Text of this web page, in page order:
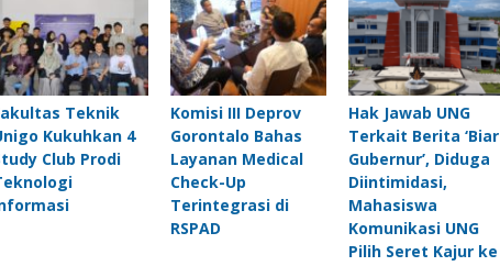
Teknik
Kukuhkan 4
Club Prodi
Komisi III Deprov
Gorontalo Bahas
Layanan Medical
Check-Up
Terintegrasi di
RSPAD
Hak Jawab UNG
Terkait Berita ‘Biar
Gubernur’, Diduga
Diintimidasi,
Mahasiswa
Komunikasi UNG
Pilih Seret Kajur ke